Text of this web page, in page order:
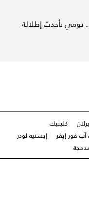
بأحدث إطلالة
كلينيك
فور إيفر
إيستيه لودر